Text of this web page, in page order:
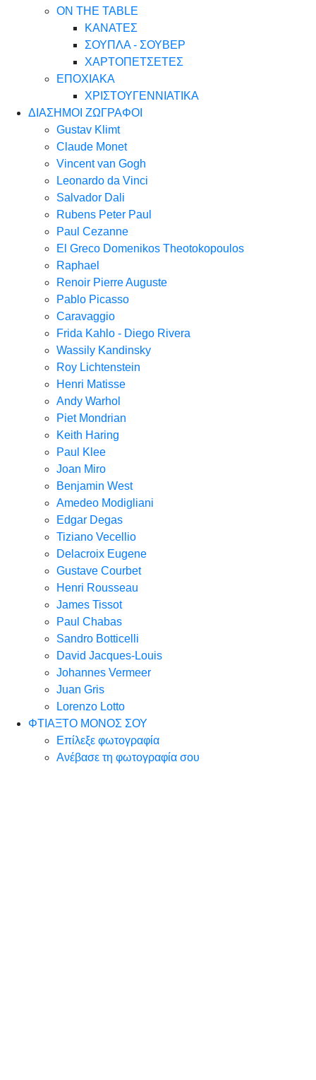
ON THE TABLE
ΚΑΝΑΤΕΣ
ΣΟΥΠΛΑ - ΣΟΥΒΕΡ
ΧΑΡΤΟΠΕΤΣΕΤΕΣ
ΕΠΟΧΙΑΚΑ
ΧΡΙΣΤΟΥΓΕΝΝΙΑΤΙΚΑ
ΔΙΑΣΗΜΟΙ ΖΩΓΡΑΦΟΙ
Gustav Klimt
Claude Monet
Vincent van Gogh
Leonardo da Vinci
Salvador Dali
Rubens Peter Paul
Paul Cezanne
El Greco Domenikos Theotokopoulos
Raphael
Renoir Pierre Auguste
Pablo Picasso
Caravaggio
Frida Kahlo - Diego Rivera
Wassily Kandinsky
Roy Lichtenstein
Henri Matisse
Andy Warhol
Piet Mondrian
Keith Haring
Paul Klee
Joan Miro
Benjamin West
Amedeo Modigliani
Edgar Degas
Tiziano Vecellio
Delacroix Eugene
Gustave Courbet
Henri Rousseau
James Tissot
Paul Chabas
Sandro Botticelli
David Jacques-Louis
Johannes Vermeer
Juan Gris
Lorenzo Lotto
ΦΤΙΑΞΤΟ ΜΟΝΟΣ ΣΟΥ
Επίλεξε φωτογραφία
Ανέβασε τη φωτογραφία σου